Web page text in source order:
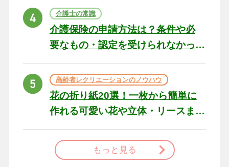
ト
介護士の常識
介護保険の申請方法は？条件や必
要なもの・認定を受けられなかっ
高齢者レクリエーションのノウハウ
花の折り紙20選！一枚から簡単に
作れる可愛い花や立体・リースま
もっと見る